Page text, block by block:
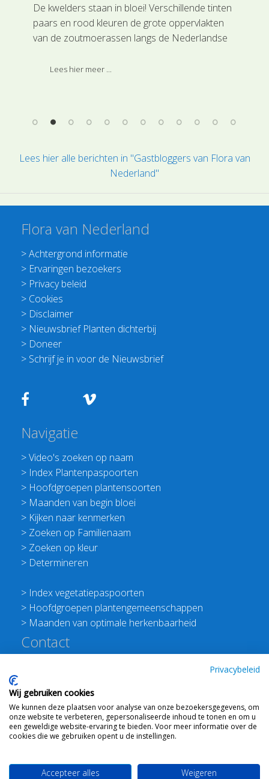
De kwelders staan in bloei! Verschillende tinten
paars en rood kleuren de grote oppervlakten
van de zoutmoerassen langs de Nederlandse
aan de oostkanten van de Waddeneilanden
zorgen ervoor dat fijn slik kan ophopen.
Lees hier meer ...
Lees hier alle berichten in "Gastbloggers van Flora van
Nederland"
Flora van Nederland
>Achtergrond informatie
> Ervaringen bezoekers
> Privacy beleid
> Cookies
> Disclaimer
> Nieuwsbrief Planten dichterbij
> Doneer
> Schrijf je in voor de Nieuwsbrief
Navigatie
>Video's zoeken op naam
> Index Plantenpaspoorten
> Hoofdgroepen plantensoorten
> Maanden van begin bloei
> Kijken naar kenmerken
> Zoeken op Familienaam
> Zoeken op kleur
> Determineren
> Index vegetatiepaspoorten
> Hoofdgroepen plantengemeenschappen
> Maanden van optimale herkenbaarheid
Contact
E:info@floravannederland.nl
Plein 1992 70F 6221JP Maastricht
T: 06 41237586
KVK: 76114821 btw: NL860512289B01
Privacybeleid
Wij gebruiken cookies
We kunnen deze plaatsen voor analyse van onze bezoekersgegevens, om
onze website te verbeteren, gepersonaliseerde inhoud te tonen en om u
een geweldige website-ervaring te bieden. Voor meer informatie over de
cookies die we gebruiken opent u de instellingen.
Accepteer alles Weigeren